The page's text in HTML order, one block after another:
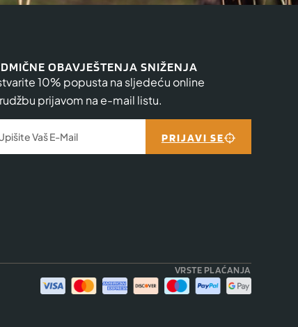
OBAVJEŠTENJA SNIŽENJA
10% popusta na sljedeću online
prijavom na e-mail listu.
PRIJAVI SE
VRSTE PLAĆANJA